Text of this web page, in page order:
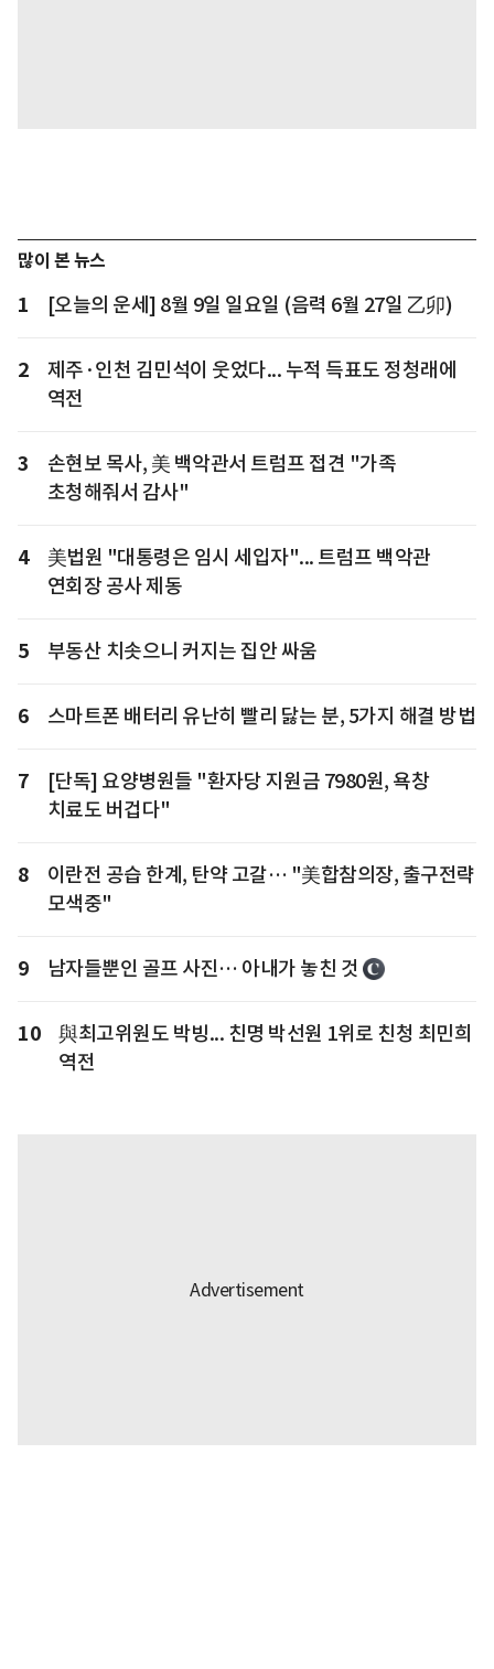
많이 본 뉴스
1 [오늘의 운세] 8월 9일 일요일 (음력 6월 27일 乙卯)
2
제주·인천 김민석이 웃었다... 누적 득표도 정청래에
역전
3
손현보 목사, 美 백악관서 트럼프 접견 "가족
초청해줘서 감사"
4
美법원 "대통령은 임시 세입자"... 트럼프 백악관
연회장 공사 제동
5 부동산 치솟으니 커지는 집안 싸움
6 스마트폰 배터리 유난히 빨리 닳는 분, 5가지 해결 방법
7
[단독] 요양병원들 "환자당 지원금 7980원, 욕창
치료도 버겁다"
8
이란전 공습 한계, 탄약 고갈… "美합참의장, 출구전략
모색중"
9 남자들뿐인 골프 사진… 아내가 놓친 것
10
與최고위원도 박빙... 친명 박선원 1위로 친청 최민희
역전